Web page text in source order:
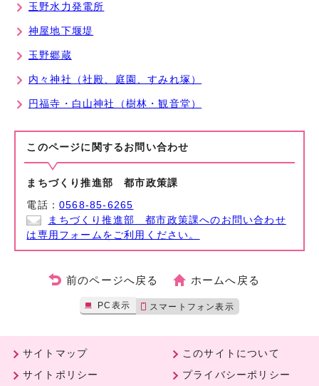
玉野水力発電所
神屋地下堰堤
玉野郷蔵
内々神社（社殿、庭園、すみれ塚）
円福寺・白山神社（樹林・観音堂）
このページに関する お問い合わせ
まちづくり推進部 都市政策課
電話：0568-85-6265
まちづくり推進部 都市政策課へのお問い合わせ
は専用フォームをご利用ください。
前のページへ戻る ホームへ戻る
PC表示 スマートフォン表示
サイトマップ
このサイトについて
サイトポリシー
プライバシーポリシー